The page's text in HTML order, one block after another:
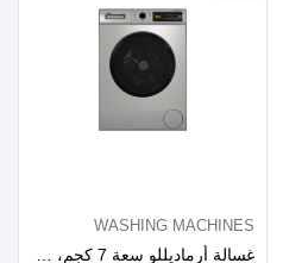
WASHING MACHINES